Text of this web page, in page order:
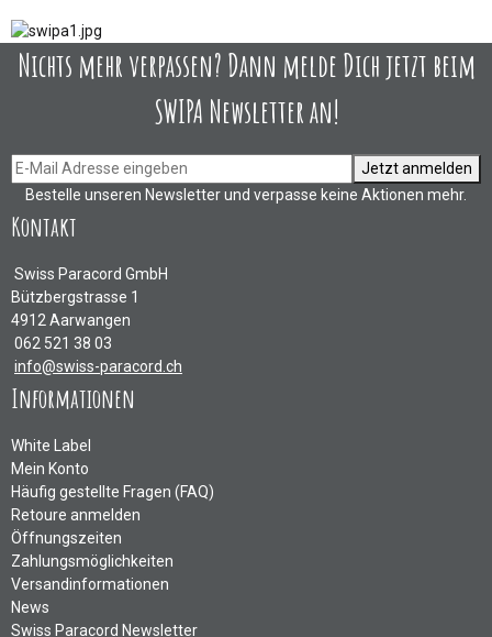
Nichts mehr verpassen? Dann melde Dich jetzt beim
SWIPA Newsletter an!
Jetzt anmelden
Bestelle unseren Newsletter und verpasse keine Aktionen mehr.
Kontakt
Swiss Paracord GmbH
Bützbergstrasse 1
4912 Aarwangen
062 521 38 03
info@swiss-paracord.ch
Informationen
White Label
Mein Konto
Häufig gestellte Fragen (FAQ)
Retoure anmelden
Öffnungszeiten
Zahlungsmöglichkeiten
Versandinformationen
News
Swiss Paracord Newsletter